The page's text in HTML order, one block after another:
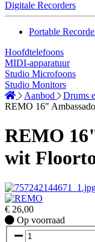
Digitale Recorders
Portable
Hoofdtelefoons
MIDI-apparatuur
Studio Microfoons
Studio Monitors
Aanbod
Drums
REMO 16"
REMO
wit
€ 26,00
Op
voorraad
Op voorraad